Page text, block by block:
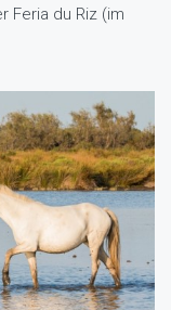
Feria du Riz (im